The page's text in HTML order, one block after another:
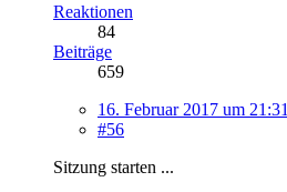
Reaktionen
84
Beiträge
659
16. Februar 2017 um 21:31
#56
Sitzung starten ...